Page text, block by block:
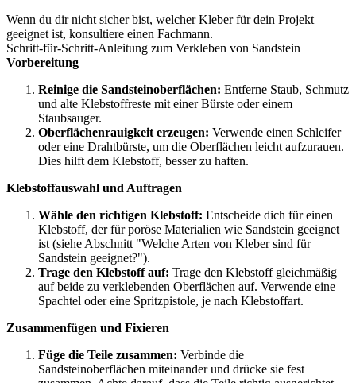
Wenn du dir nicht sicher bist, welcher Kleber für dein Projekt
geeignet ist, konsultiere einen Fachmann.
Schritt-für-Schritt-Anleitung zum Verkleben von Sandstein
Vorbereitung
Reinige die Sandsteinoberflächen: Entferne Staub, Schmutz
und alte Klebstoffreste mit einer Bürste oder einem
Staubsauger.
Oberflächenrauigkeit erzeugen: Verwende einen Schleifer
oder eine Drahtbürste, um die Oberflächen leicht aufzurauen.
Dies hilft dem Klebstoff, besser zu haften.
Klebstoffauswahl und Auftragen
Wähle den richtigen Klebstoff: Entscheide dich für einen
Klebstoff, der für poröse Materialien wie Sandstein geeignet
ist (siehe Abschnitt "Welche Arten von Kleber sind für
Sandstein geeignet?").
Trage den Klebstoff auf: Trage den Klebstoff gleichmäßig
auf beide zu verklebenden Oberflächen auf. Verwende eine
Spachtel oder eine Spritzpistole, je nach Klebstoffart.
Zusammenfügen und Fixieren
Füge die Teile zusammen: Verbinde die
Sandsteinoberflächen miteinander und drücke sie fest